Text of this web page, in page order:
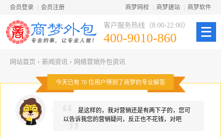
会员登录 会员注册 商梦网校 商梦建站 商梦软件
客户服务热线（8:00-22:00）
400-9010-860
网站首页 › 新闻资讯 › 网络营销外包资讯
今天已有 70 位用户得到了商梦的专业解答
是这样的，我对营销还是有两下子的，您可
以告诉我您的营销疑问，反正也不花钱，对吧